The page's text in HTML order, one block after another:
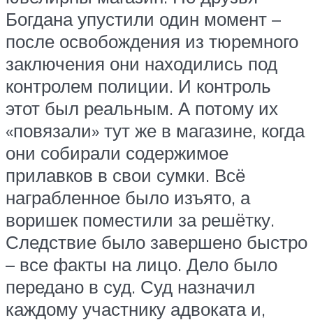
Богдана упустили один момент –
после освобождения из тюремного
заключения они находились под
контролем полиции. И контроль
этот был реальным. А потому их
«повязали» тут же в магазине, когда
они собирали содержимое
прилавков в свои сумки. Всё
награбленное было изъято, а
воришек поместили за решётку.
Следствие было завершено быстро
– все факты на лицо. Дело было
передано в суд. Суд назначил
каждому участнику адвоката и,